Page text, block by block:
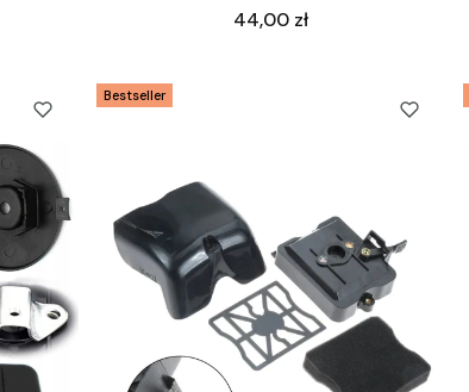
Cena
44,00 zł
Bestseller